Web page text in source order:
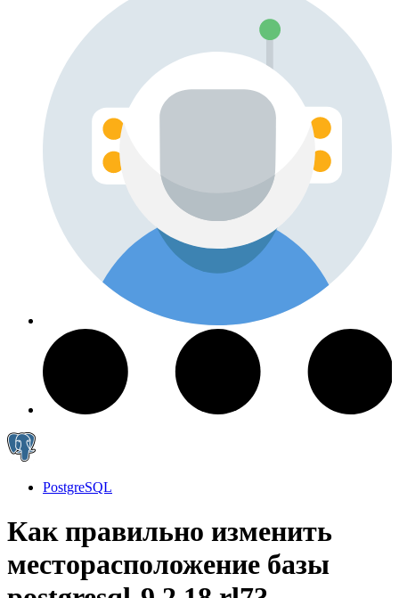
PostgreSQL
Как правильно изменить
месторасположение базы